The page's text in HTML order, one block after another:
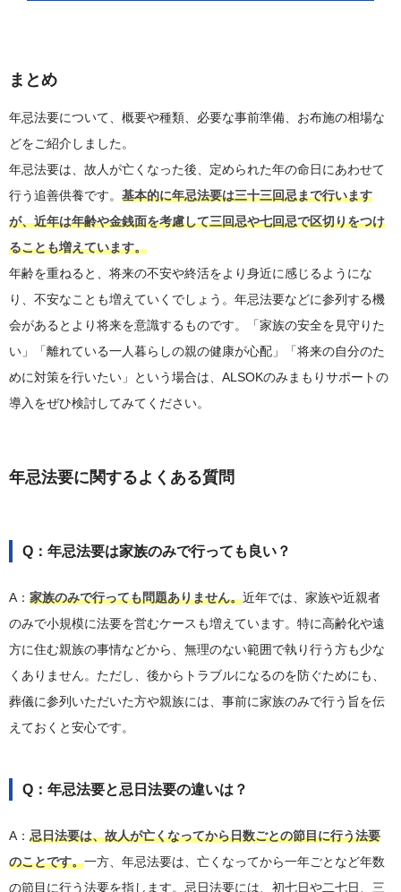
まとめ
年忌法要について、概要や種類、必要な事前準備、お布施の相場な
どをご紹介しました。
年忌法要は、故人が亡くなった後、定められた年の命日にあわせて
行う追善供養です。 基本的に年忌法要は三十三回忌まで行います
が、近年は年齢や金銭面を考慮して三回忌や七回忌で区切りをつけ
ることも増えています。
年齢を重ねると、将来の不安や終活をより身近に感じるようにな
り、不安なことも増えていくでしょう。年忌法要などに参列する機
会があるとより将来を意識するものです。「家族の安全を見守りた
い」「離れている一人暮らしの親の健康が心配」「将来の自分のた
めに対策を行いたい」という場合は、ALSOKのみまもりサポートの
導入をぜひ検討してみてください。
年忌法要に関するよくある質問
Q：年忌法要は家族のみで行っても良い？
A： 家族のみで行っても問題ありません。近年では、家族や近親者
のみで小規模に法要を営むケースも増えています。特に高齢化や遠
方に住む親族の事情などから、無理のない範囲で執り行う方も少な
くありません。ただし、後からトラブルになるのを防ぐためにも、
葬儀に参列いただいた方や親族には、事前に家族のみで行う旨を伝
えておくと安心です。
Q：年忌法要と忌日法要の違いは？
A： 忌日法要は、故人が亡くなってから日数ごとの節目に行う法要
のことです。一方、年忌法要は、亡くなってから一年ごとなど年数
の節目に行う法要を指します。忌日法要には、初七日や二七日、三